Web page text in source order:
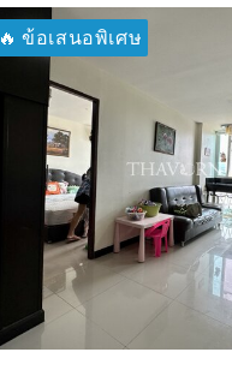
🔥 ข้อเสนอพิเศษ